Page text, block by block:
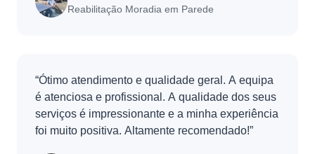
Reabilitação Moradia em Parede
“Ótimo atendimento e qualidade geral. A equipa
é atenciosa e profissional. A qualidade dos seus
serviços é impressionante e a minha experiência
foi muito positiva. Altamente recomendado!”